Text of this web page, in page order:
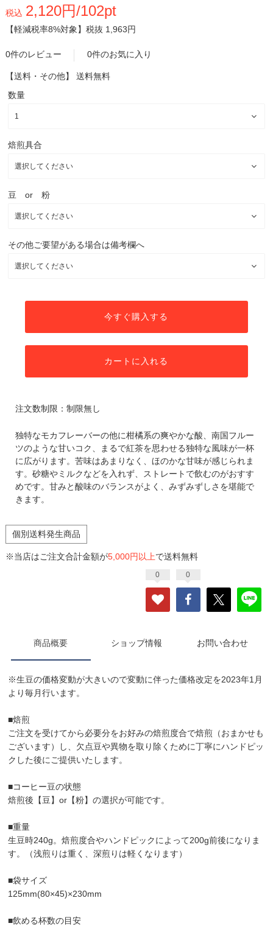
税込 2,120円/102pt
【軽減税率8%対象】 税抜 1,963円
0件のレビュー 0件のお気に入り
【送料・その他】 送料無料
数量
焙煎具合
豆 or 粉
その他ご要望がある場合は備考欄へ
今すぐ購入する
カートに入れる
注文数制限：制限無し
独特なモカフレーバーの他に柑橘系の爽やかな酸、南国フルー
ツのような甘いコク、まるで紅茶を思わせる独特な風味が一杯
に広がります。苦味はあまりなく、ほのかな甘味が感じられま
す。砂糖やミルクなどを入れず、ストレートで飲むのがおすす
めです。甘みと酸味のバランスがよく、みずみずしさを堪能で
きます。
個別送料発生商品
※当店はご注文合計金額が5,000円以上で送料無料
0 0
商品概要 ショップ情報 お問い合わせ
※生豆の価格変動が大きいので変動に伴った価格改定を2023年1月
より毎月行います。
■焙煎
ご注文を受けてから必要分をお好みの焙煎度合で焙煎（おまかせも
ございます）し、欠点豆や異物を取り除くために丁寧にハンドピッ
クした後にご提供いたします。
■コーヒー豆の状態
焙煎後【豆】or【粉】の選択が可能です。
■重量
生豆時240g。焙煎度合やハンドピックによって200g前後になりま
す。（浅煎りは重く、深煎りは軽くなります）
■袋サイズ
125mm(80×45)×230mm
■飲める杯数の目安